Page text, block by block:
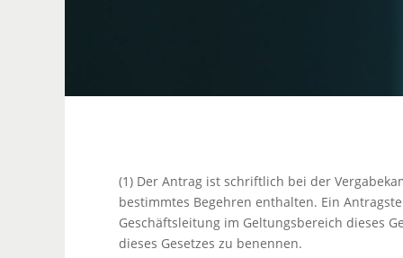
(1) Der Antrag ist schriftlich bei der
bestimmtes Begehren enthalten. Ein
Geschäftsleitung im Geltungsbereich dieses
dieses Gesetzes zu benennen.